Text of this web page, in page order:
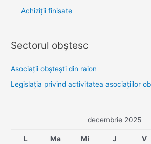
Achiziții finisate
Sectorul obştesc
Asociaţii obşteşti din raion
Legislaţia privind activitatea asociaţiilor
decembrie 2025
L Ma Mi J V